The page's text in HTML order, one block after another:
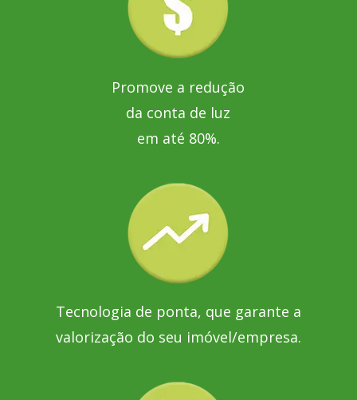
Promove a redução
da conta de luz
em até 80%.
Tecnologia de ponta, que garante a
valorização do seu imóvel/empresa.